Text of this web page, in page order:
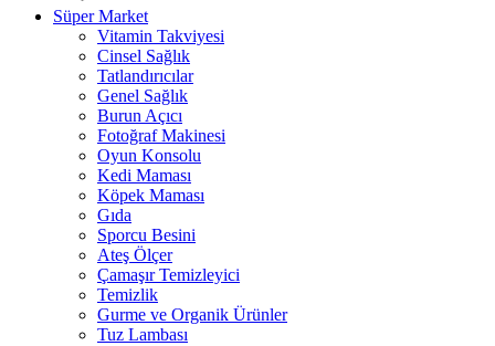
Süper Market
Vitamin Takviyesi
Cinsel Sağlık
Tatlandırıcılar
Genel Sağlık
Burun Açıcı
Fotoğraf Makinesi
Oyun Konsolu
Kedi Maması
Köpek Maması
Gıda
Sporcu Besini
Ateş Ölçer
Çamaşır Temizleyici
Temizlik
Gurme ve Organik Ürünler
Tuz Lambası